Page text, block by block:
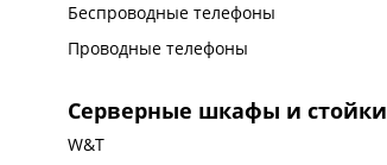
Беспроводные телефоны
Проводные телефоны
Серверные шкафы и стойки
W&T